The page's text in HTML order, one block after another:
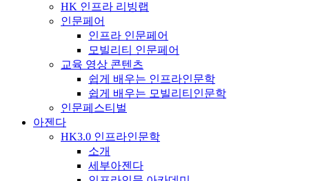
HK 인프라 리빙랩
인문페어
인프라 인문페어
모빌리티 인문페어
교육 영상 콘텐츠
쉽게 배우는 인프라인문학
쉽게 배우는 모빌리티인문학
인문페스티벌
아젠다
HK3.0 인프라인문학
소개
세부아젠다